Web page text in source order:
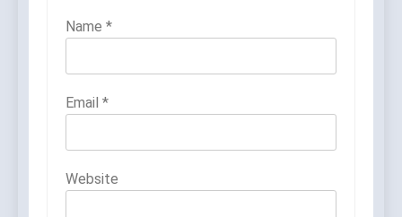
Name *
Email *
Website